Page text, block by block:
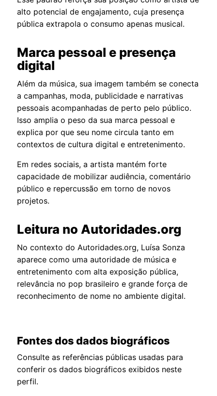
alto potencial de engajamento, cuja presença
pública extrapola o consumo apenas musical.
Marca pessoal e presença
digital
Além da música, sua imagem também se conecta
a campanhas, moda, publicidade e narrativas
pessoais acompanhadas de perto pelo público.
Isso amplia o peso da sua marca pessoal e
explica por que seu nome circula tanto em
contextos de cultura digital e entretenimento.
Em redes sociais, a artista mantém forte
capacidade de mobilizar audiência, comentário
público e repercussão em torno de novos
projetos.
Leitura no Autoridades.org
No contexto do Autoridades.org, Luísa Sonza
aparece como uma autoridade de música e
entretenimento com alta exposição pública,
relevância no pop brasileiro e grande força de
reconhecimento de nome no ambiente digital.
Fontes dos dados biográficos
Consulte as referências públicas usadas para
conferir os dados biográficos exibidos neste
perfil.